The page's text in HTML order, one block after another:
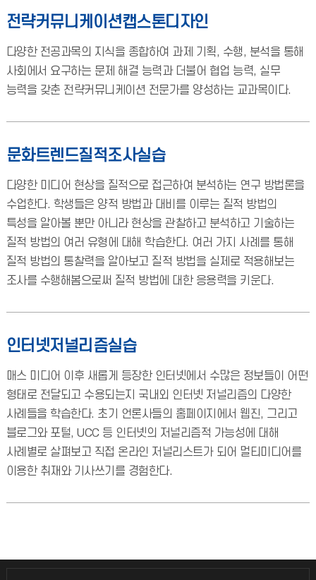
전략커뮤니케이션캡스톤디자인
다양한 전공과목의 지식을 종합하여 과제 기획, 수행, 분석을 통해
사회에서 요구하는 문제 해결 능력과 더불어 협업 능력, 실무
능력을 갖춘 전략커뮤니케이션 전문가를 양성하는 교과목이다.
문화트렌드질적조사실습
다양한 미디어 현상을 질적으로 접근하여 분석하는 연구 방법론을
수업한다. 학생들은 양적 방법과 대비를 이루는 질적 방법의
특성을 알아볼 뿐만 아니라 현상을 관찰하고 분석하고 기술하는
질적 방법의 여러 유형에 대해 학습한다. 여러 가지 사례를 통해
질적 방법의 통찰력을 알아보고 질적 방법을 실제로 적용해보는
조사를 수행해봄으로써 질적 방법에 대한 응용력을 키운다.
인터넷저널리즘실습
매스 미디어 이후 새롭게 등장한 인터넷에서 수많은 정보들이 어떤
형태로 전달되고 수용되는지 국내외 인터넷 저널리즘의 다양한
사례들을 학습한다. 초기 언론사들의 홈페이지에서 웹진, 그리고
블로그와 포털, UCC 등 인터넷의 저널리즘적 가능성에 대해
사례별로 살펴보고 직접 온라인 저널리스트가 되어 멀티미디어를
이용한 취재와 기사쓰기를 경험한다.